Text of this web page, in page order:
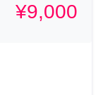
¥9,000